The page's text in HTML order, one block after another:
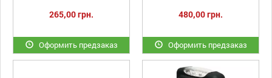
265,00 грн.
Оформить предзаказ
480,00 грн.
Оформить предзаказ